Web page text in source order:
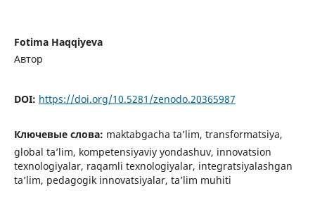
Fotima Haqqiyeva
Автор
DOI: https://doi.org/10.5281/zenodo.20365987
Ключевые слова: maktabgacha ta’lim, transformatsiya,
global ta’lim, kompetensiyaviy yondashuv, innovatsion
texnologiyalar, raqamli texnologiyalar, integratsiyalashgan
ta’lim, pedagogik innovatsiyalar, ta’lim muhiti